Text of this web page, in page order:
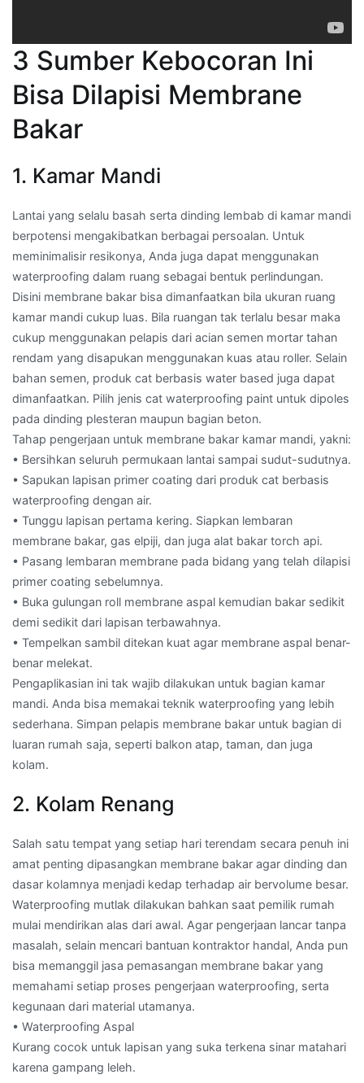
3 Sumber Kebocoran Ini
Bisa Dilapisi Membrane
Bakar
1. Kamar Mandi
Lantai yang selalu basah serta dinding lembab di kamar mandi
berpotensi mengakibatkan berbagai persoalan. Untuk
meminimalisir resikonya, Anda juga dapat menggunakan
waterproofing dalam ruang sebagai bentuk perlindungan.
Disini membrane bakar bisa dimanfaatkan bila ukuran ruang
kamar mandi cukup luas. Bila ruangan tak terlalu besar maka
cukup menggunakan pelapis dari acian semen mortar tahan
rendam yang disapukan menggunakan kuas atau roller. Selain
bahan semen, produk cat berbasis water based juga dapat
dimanfaatkan. Pilih jenis cat waterproofing paint untuk dipoles
pada dinding plesteran maupun bagian beton.
Tahap pengerjaan untuk membrane bakar kamar mandi, yakni:
• Bersihkan seluruh permukaan lantai sampai sudut-sudutnya.
• Sapukan lapisan primer coating dari produk cat berbasis
waterproofing dengan air.
• Tunggu lapisan pertama kering. Siapkan lembaran
membrane bakar, gas elpiji, dan juga alat bakar torch api.
• Pasang lembaran membrane pada bidang yang telah dilapisi
primer coating sebelumnya.
• Buka gulungan roll membrane aspal kemudian bakar sedikit
demi sedikit dari lapisan terbawahnya.
• Tempelkan sambil ditekan kuat agar membrane aspal benar-
benar melekat.
Pengaplikasian ini tak wajib dilakukan untuk bagian kamar
mandi. Anda bisa memakai teknik waterproofing yang lebih
sederhana. Simpan pelapis membrane bakar untuk bagian di
luaran rumah saja, seperti balkon atap, taman, dan juga
kolam.
2. Kolam Renang
Salah satu tempat yang setiap hari terendam secara penuh ini
amat penting dipasangkan membrane bakar agar dinding dan
dasar kolamnya menjadi kedap terhadap air bervolume besar.
Waterproofing mutlak dilakukan bahkan saat pemilik rumah
mulai mendirikan alas dari awal. Agar pengerjaan lancar tanpa
masalah, selain mencari bantuan kontraktor handal, Anda pun
bisa memanggil jasa pemasangan membrane bakar yang
memahami setiap proses pengerjaan waterproofing, serta
kegunaan dari material utamanya.
• Waterproofing Aspal
Kurang cocok untuk lapisan yang suka terkena sinar matahari
karena gampang leleh.